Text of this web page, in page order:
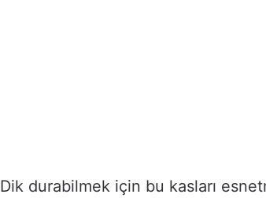
Dik durabilmek için bu kasları